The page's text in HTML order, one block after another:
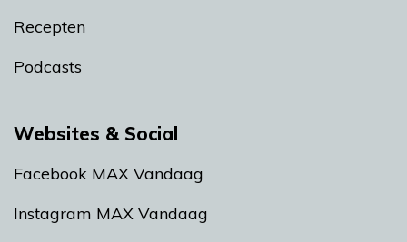
Recepten
Podcasts
Websites & Social
Facebook MAX Vandaag
Instagram MAX Vandaag